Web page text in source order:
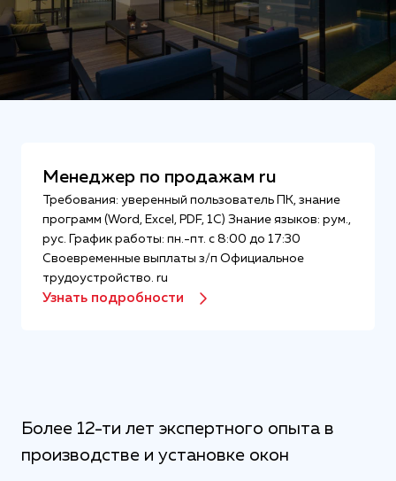
Менеджер по продажам ru
Требования: уверенный пользователь ПК, знание
программ (Word, Excel, PDF, 1С) Знание языков: рум.,
рус. График работы: пн.-пт. с 8:00 до 17:30
Своевременные выплаты з/п Официальное
трудоустройство. ru
Узнать подробности
Более 12-ти лет экспертного опыта в
производстве и установке окон